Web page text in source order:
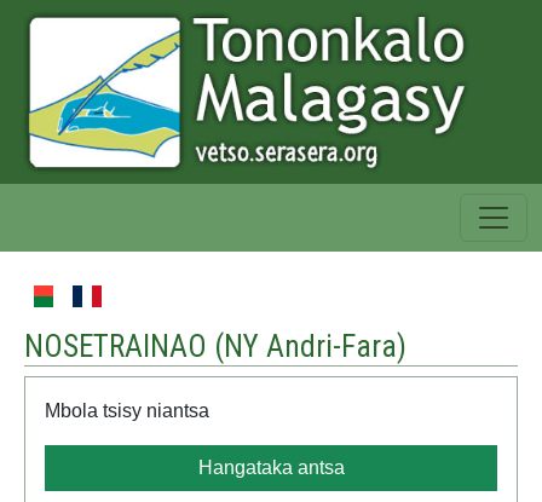
NOSETRAINAO (NY Andri-Fara)
Mbola tsisy niantsa
Hangataka antsa